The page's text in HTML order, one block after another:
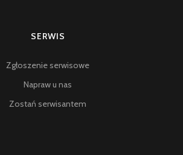
SERWIS
Zgłoszenie serwisowe
Napraw u nas
Zostań serwisantem